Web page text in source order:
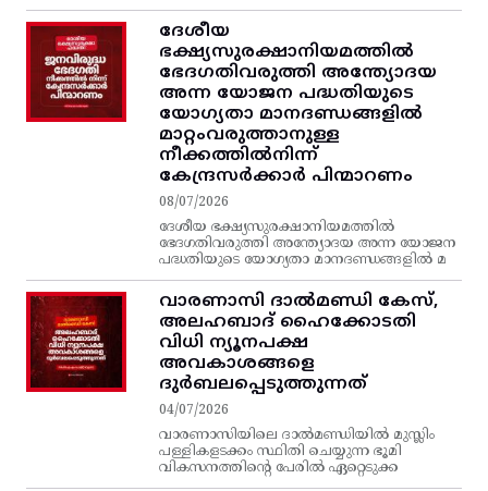
ദേശീയ
ഭക്ഷ്യസുരക്ഷാനിയമത്തിൽ
ഭേദഗതിവരുത്തി അന്ത്യോദയ
അന്ന യോജന പദ്ധതിയുടെ
യോഗ്യതാ മാനദണ്ഡങ്ങളിൽ
മാറ്റംവരുത്താനുള്ള
നീക്കത്തിൽനിന്ന്‌
കേന്ദ്രസർക്കാർ പിന്മാറണം
08/07/2026
ദേശീയ ഭക്ഷ്യസുരക്ഷാനിയമത്തിൽ
ഭേദഗതിവരുത്തി അന്ത്യോദയ അന്ന യോജന
പദ്ധതിയുടെ യോഗ്യതാ മാനദണ്ഡങ്ങളിൽ മ
വാരണാസി ദാൽമണ്ഡി കേസ്,
അലഹബാദ് ഹൈക്കോടതി
വിധി ന്യൂനപക്ഷ
അവകാശങ്ങളെ
ദുർബലപ്പെടുത്തുന്നത്
04/07/2026
വാരണാസിയിലെ ദാൽമണ്ഡിയിൽ മുസ്ലിം
പള്ളികളടക്കം സ്ഥിതി ചെയ്യുന്ന ഭൂമി
വികസനത്തിന്റെ പേരിൽ ഏറ്റെടുക്ക